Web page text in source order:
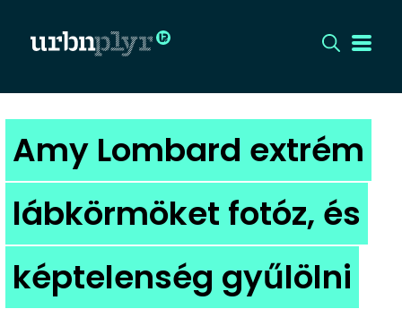
CÍMLAP
DIZÁJN
DIVAT
HIP
Amy Lombard extrém
lábkörmöket fotóz, és
képtelenség gyűlölni